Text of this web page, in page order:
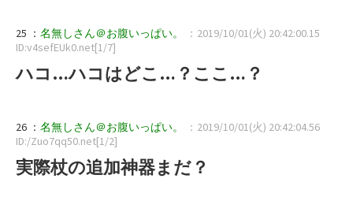
25 ： 名無しさん＠お腹いっぱい。
：2019/10/01(火) 20:42:00.15
ID:v4sefEUk0.net[1/7]
ハコ…ハコはどこ…？ここ…？
26 ： 名無しさん＠お腹いっぱい。
：2019/10/01(火) 20:42:04.56
ID:/Zuo7qq50.net[1/2]
実際杖の追加神器まだ？